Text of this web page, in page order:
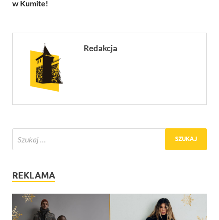
w Kumite!
Redakcja
REKLAMA